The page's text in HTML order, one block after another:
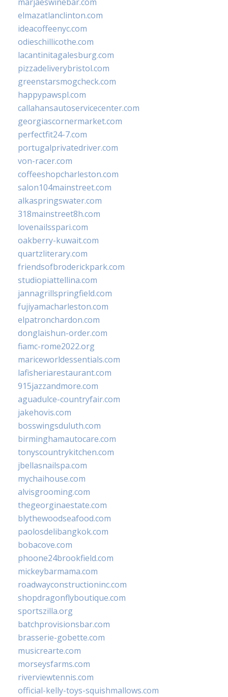
elmazatlanclinton.com
ideacoffeenyc.com
odieschillicothe.com
lacantinitagalesburg.com
pizzadeliverybristol.com
greenstarsmogcheck.com
happypawspl.com
callahansautoservicecenter.com
georgiascornermarket.com
perfectfit24-7.com
portugalprivatedriver.com
von-racer.com
coffeeshopcharleston.com
salon104mainstreet.com
alkaspringswater.com
318mainstreet8h.com
lovenailsspari.com
oakberry-kuwait.com
quartzliterary.com
friendsofbroderickpark.com
studiopiattellina.com
jannagrillspringfield.com
fujiyamacharleston.com
elpatronchardon.com
donglaishun-order.com
fiamc-rome2022.org
mariceworldessentials.com
lafisheriarestaurant.com
915jazzandmore.com
aguadulce-countryfair.com
jakehovis.com
bosswingsduluth.com
birminghamautocare.com
tonyscountrykitchen.com
jbellasnailspa.com
mychaihouse.com
alvisgrooming.com
thegeorginaestate.com
blythewoodseafood.com
paolosdelibangkok.com
bobacove.com
phoone24brookfield.com
mickeybarmama.com
roadwayconstructioninc.com
shopdragonflyboutique.com
sportszilla.org
batchprovisionsbar.com
brasserie-gobette.com
musicrearte.com
morseysfarms.com
riverviewtennis.com
official-kelly-toys-squishmallows.com